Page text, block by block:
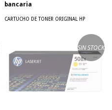
bancaria
CARTUCHO DE TONER ORIGINAL HP
SIN STOCK